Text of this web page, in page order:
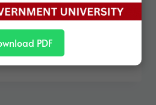
and processes. In
electoral
PDF